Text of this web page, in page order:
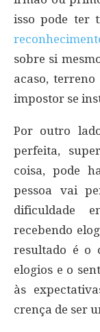
isso pode ter
sobre si
acaso,
impostor se
Por outro
perfeita,
coisa, pode
pessoa vai
dificuldade
recebendo
resultado é o
elogios e o
às
crença de ser